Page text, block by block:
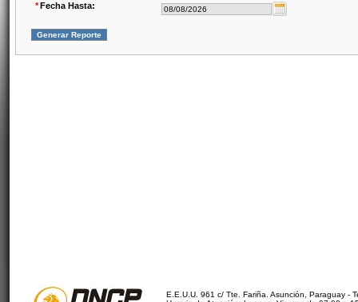
*Fecha Hasta:
E.E.U.U. 961 c/ Tte. Fariña. Asunción, Paraguay -